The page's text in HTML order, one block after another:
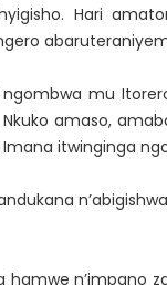
Hari
ngombwa mu
Nkuko amaso,
itwinginga
hamwe n’impano